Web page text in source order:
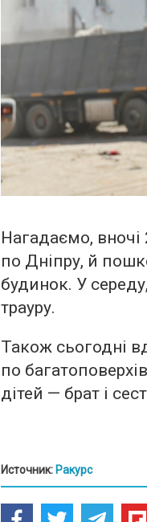
Нагадаємо, вночі
по Дніпру, й
будинок. У
трауру.
Також сьогодні
по
дітей — брат і
Источник: Ракурс